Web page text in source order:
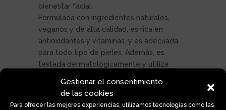
Gestionar el consentimiento
de las cookies
Para ofrecer las mejores experiencias, utilizamos tecnologías como las
bienestar facial.
Formulada con ingredientes naturales,
veganos y de alta calidad, es rica en
antioxidantes y vitaminas, y es adecuada
para todo tipo de pieles. Además, es
testada dermatológicamente y utiliza